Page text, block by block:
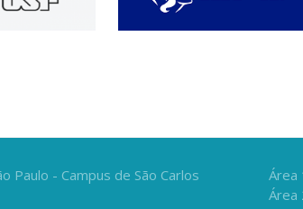
Paulo - Campus de São Carlos
Área
Área